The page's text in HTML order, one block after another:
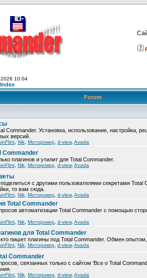
10:04
Forum
Commander. Установка, использование, настройка,
версий.
Nik Моторокер d-view, Avada
Commander
плагинов и утилит для Total Commander.
Nik Моторокер d-view, Avada
с другими пользователями секретами Total
то вам сюда.
Nik Моторокер d-view, Avada
Total Commander
автоматизации Total Commander с помощью
Nik Моторокер d-view, Avada
для Total Commander
кто пишет плагины под Total Commander. Обмен
Nik Моторокер d-view, Avada
Commander
связанных только с сайтом 'Все о Total
Nik Моторокер d-view, Avada